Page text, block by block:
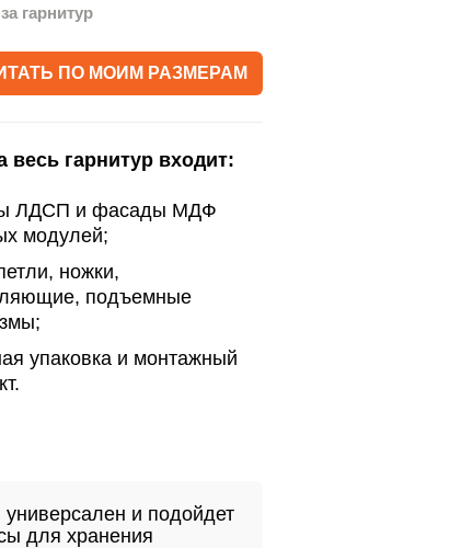
гарнитур
ПО МОИМ РАЗМЕРАМ
весь гарнитур входит:
ЛДСП и фасады МДФ
модулей;
ножки,
подъемные
упаковка и монтажный
и подойдет
для хранения